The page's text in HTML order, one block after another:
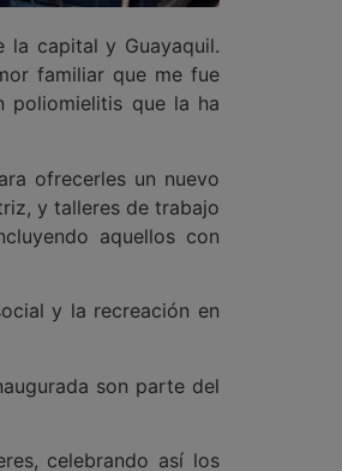
la capital y Guayaquil.
familiar que me fue
poliomielitis que la ha
ofrecerles un nuevo
y talleres de trabajo
aquellos con
y la recreación en
son parte del
celebrando así los